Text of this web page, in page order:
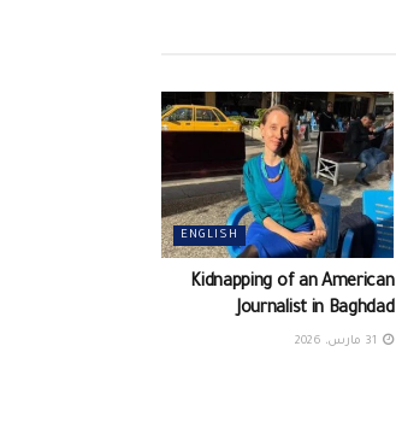
ENGLISH
Kidnapping of an American
Journalist in Baghdad